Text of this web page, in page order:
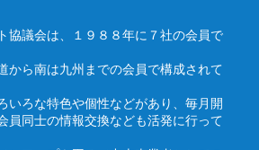
協議会は、１９８８年に７社の会員で
から南は九州までの会員で構成されて
いろな特色や個性などがあり、毎月開
員同士の情報交換なども活発に行って